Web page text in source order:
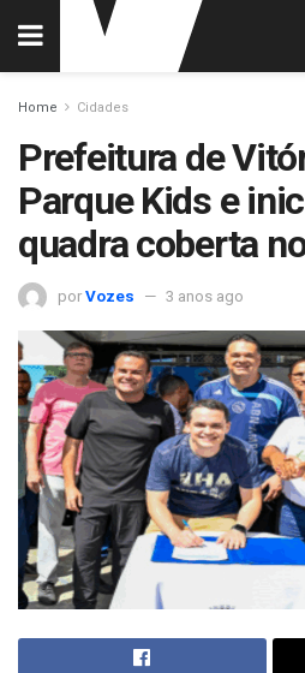
Home Cidades
Prefeitura de
Parque Kids e
quadra coberta
por Vozes 3 anos ago